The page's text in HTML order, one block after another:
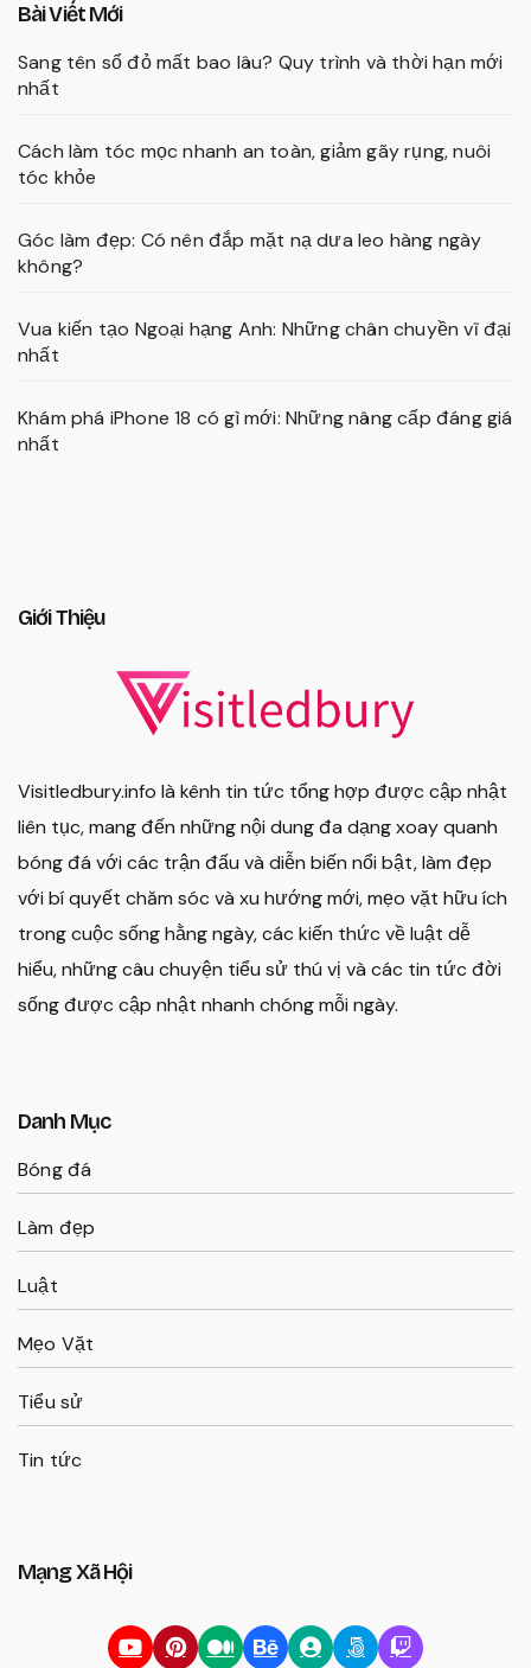
Bài Viết Mới
Sang tên sổ đỏ mất bao lâu? Quy trình và thời hạn mới
nhất
Cách làm tóc mọc nhanh an toàn, giảm gãy rụng, nuôi
tóc khỏe
Góc làm đẹp: Có nên đắp mặt nạ dưa leo hàng ngày
không?
Vua kiến tạo Ngoại hạng Anh: Những chân chuyền vĩ đại
nhất
Khám phá iPhone 18 có gì mới: Những nâng cấp đáng giá
nhất
Giới Thiệu
Visitledbury.info là kênh tin tức tổng hợp được cập nhật
liên tục, mang đến những nội dung đa dạng xoay quanh
bóng đá với các trận đấu và diễn biến nổi bật, làm đẹp
với bí quyết chăm sóc và xu hướng mới, mẹo vặt hữu ích
trong cuộc sống hằng ngày, các kiến thức về luật dễ
hiểu, những câu chuyện tiểu sử thú vị và các tin tức đời
sống được cập nhật nhanh chóng mỗi ngày.
Danh Mục
Bóng đá
Làm đẹp
Luật
Mẹo Vặt
Tiểu sử
Tin tức
Mạng Xã Hội